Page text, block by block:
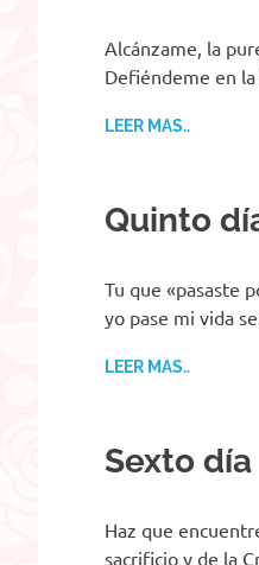
Alcánzame, la
Defiéndeme en
LEER MAS..
Quinto
Tu que «pasaste
yo pase mi vida
LEER MAS..
Sexto día
Haz que
sacrificio y de la